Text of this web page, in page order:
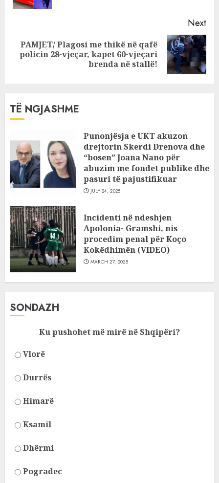
Next
Next
PAMJET/ Plagosi me thikë në qafë
policin 28-vjeçar, kapet 60-vjeçari
brenda në stallë!
TË NGJASHME
Punonjësja e UKT akuzon
drejtorin Skerdi Drenova dhe
“bosen” Joana Nano për
abuzim me fondet publike dhe
pasuri të pajustifikuar
JULY 24, 2025
Incidenti në ndeshjen
Apolonia- Gramshi, nis
procedim penal për Koço
Kokëdhimën (VIDEO)
MARCH 27, 2025
SONDAZH
Ku pushohet më mirë në Shqipëri?
Vlorë
Durrës
Himarë
Ksamil
Dhërmi
Pogradec